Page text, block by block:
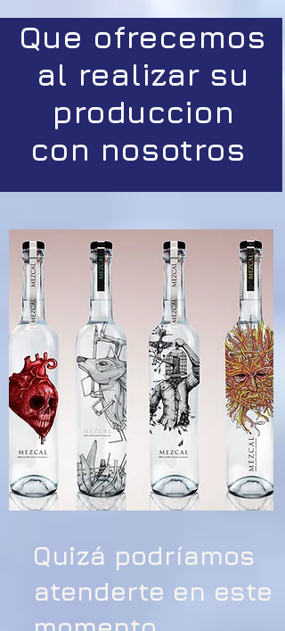
Que ofrecemos
al realizar su
produccion
con nosotros
Quizá podríamos
atenderte en este